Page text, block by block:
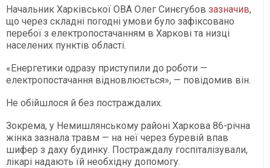
Начальник Харківської ОВА Олег Синєгубов зазначив,
що через складні погодні умови було зафіксовано
перебої з електропостачанням в Харкові та низці
населених пунктів області.
«Енергетики одразу приступили до роботи —
електропостачання відновлюється», — повідомив він.
Не обійшлося й без постраждалих.
Зокрема, у Немишлянському районі Харкова 86-річна
жінка зазнала травм — на неї через буревій впав
шифер з даху будинку. Постраждалу госпіталізували,
лікарі надають їй необхідну допомогу.